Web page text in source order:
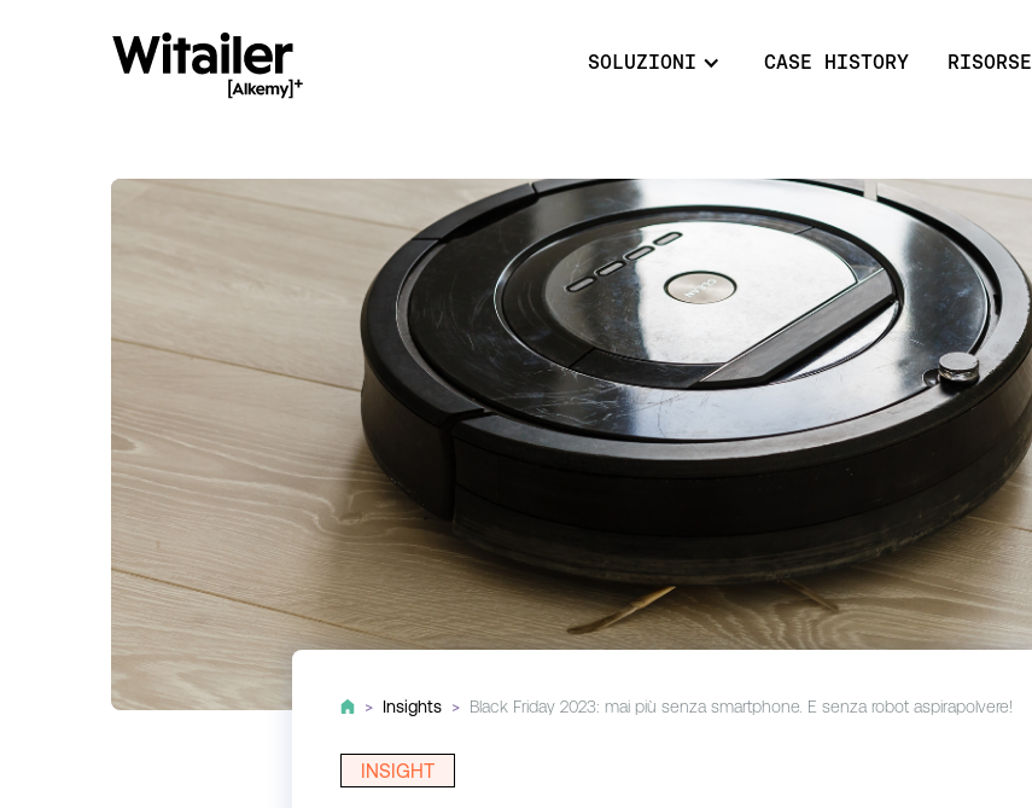
SOLUZIONI CASE HISTORY RISORSE
> Insights > Black Friday 2023: mai più senza smartphone. E senza robot aspirapolvere!
INSIGHT